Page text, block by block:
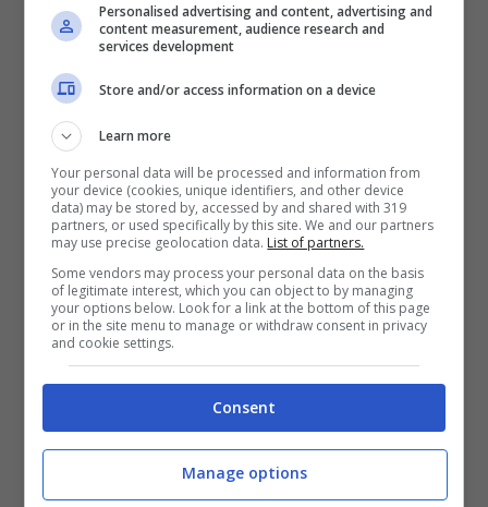
Cos’è un’illusione ottica
Un’illusione ottica è quindi unapercezione
falsata
che si genera dal sistema visivo. A
caratterizzarla è la percezione soggettiva di
immagini che si discosta, a volte
considerevolmente, dalla realtà oggettiva.
Le informazioni raccolte dagli occhi vengono
elaborate nel cervello e rimandano indietro un
dato che non coincide con le reali
Personalised advertising and content, advertising and
content measurement, audience research and
services development
Store and/or access information on a device
Learn more
Your personal data will be processed and information from
your device (cookies, unique identifiers, and other device
data) may be stored by, accessed by and shared with 319
partners, or used specifically by this site. We and our partners
may use precise geolocation data. List of partners.
Some vendors may process your personal data on the basis
of legitimate interest, which you can object to by managing
your options below. Look for a link at the bottom of this page
or in the site menu to manage or withdraw consent in privacy
and cookie settings.
Consent
Manage options